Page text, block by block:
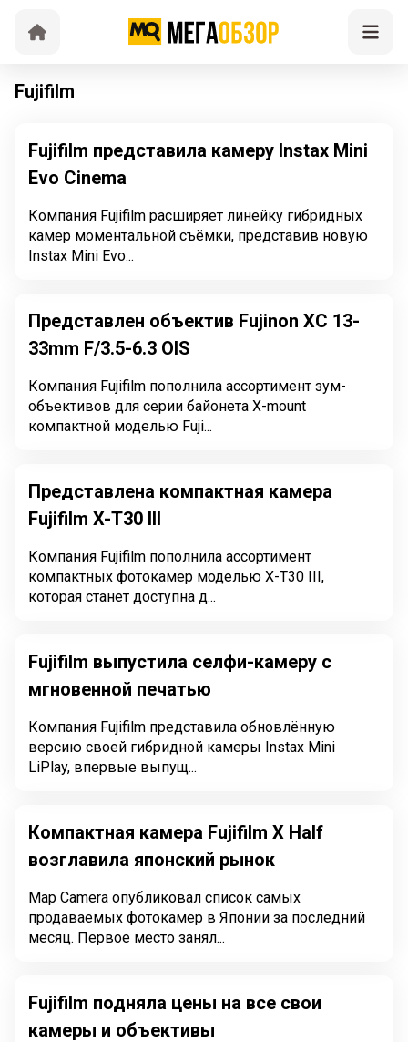
Fujifilm
Fujifilm представила камеру Instax Mini
Evo Cinema
Компания Fujifilm расширяет линейку гибридных
камер моментальной съёмки, представив новую
Instax Mini Evo...
Представлен объектив Fujinon XC 13-
33mm F/3.5-6.3 OIS
Компания Fujifilm пополнила ассортимент зум-
объективов для серии байонета X-mount
компактной моделью Fuji...
Представлена компактная камера
Fujifilm X-T30 III
Компания Fujifilm пополнила ассортимент
компактных фотокамер моделью X-T30 III,
которая станет доступна д...
Fujifilm выпустила селфи-камеру с
мгновенной печатью
Компания Fujifilm представила обновлённую
версию своей гибридной камеры Instax Mini
LiPlay, впервые выпущ...
Компактная камера Fujifilm X Half
возглавила японский рынок
Map Camera опубликовал список самых
продаваемых фотокамер в Японии за последний
месяц. Первое место занял...
Fujifilm подняла цены на все свои
камеры и объективы